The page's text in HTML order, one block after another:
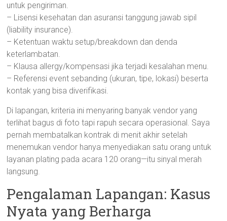
untuk pengiriman.
– Lisensi kesehatan dan asuransi tanggung jawab sipil
(liability insurance).
– Ketentuan waktu setup/breakdown dan denda
keterlambatan.
– Klausa allergy/kompensasi jika terjadi kesalahan menu.
– Referensi event sebanding (ukuran, tipe, lokasi) beserta
kontak yang bisa diverifikasi.
Di lapangan, kriteria ini menyaring banyak vendor yang
terlihat bagus di foto tapi rapuh secara operasional. Saya
pernah membatalkan kontrak di menit akhir setelah
menemukan vendor hanya menyediakan satu orang untuk
layanan plating pada acara 120 orang—itu sinyal merah
langsung.
Pengalaman Lapangan: Kasus
Nyata yang Berharga